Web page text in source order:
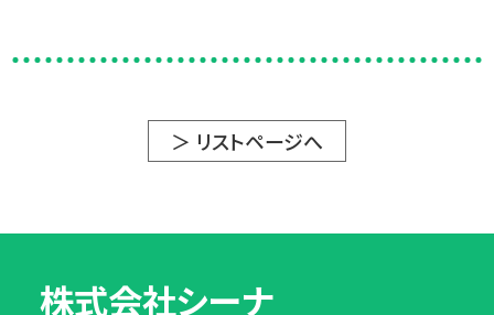
＞ リストページへ
株式会社シーナ